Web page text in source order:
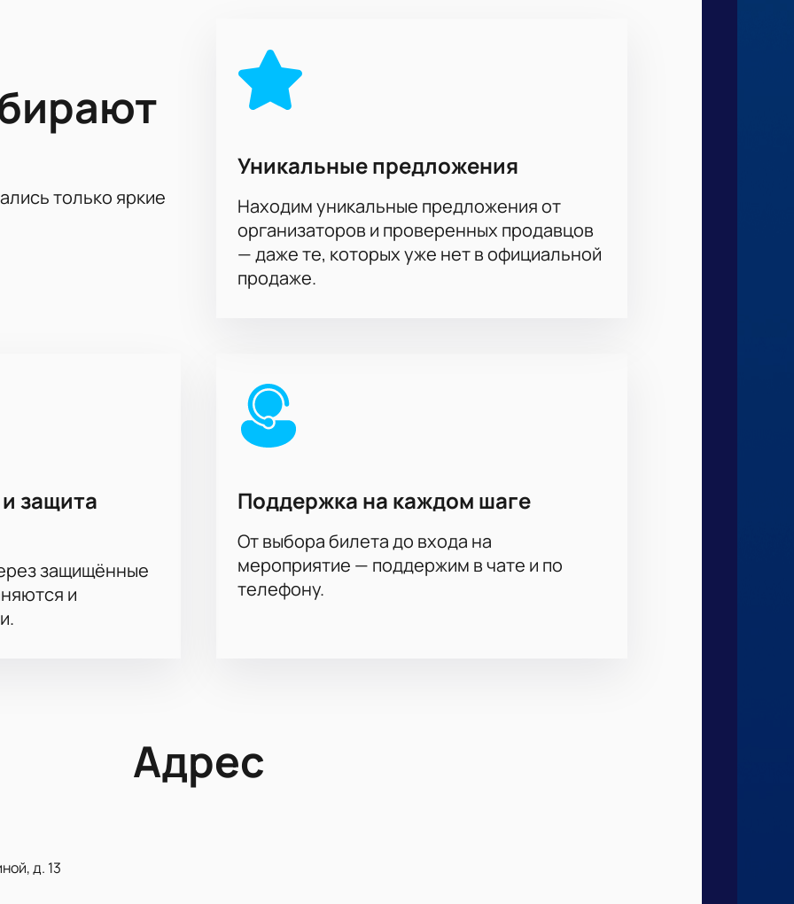
представителей джиу-джитсу и смешанных единоборств со всего мира. Особое
Забита Магомедшарипова — атлета, чьи бои всегда становятся украшением чемпионата.
публику
и молодыми талантами
через интерактивную схему зала на нашем сайте. Определите удобные места — ВИП (VIP)-
нужные места на схеме зала
лучших позиций в зале
ВИП (VIP)-категорий
и расписание боев доступны онлайн. Не упустите шанс забронировать лучшие места
команды или партнеров, узнайте сколько стоит билет для группы — наш сервис поможет
и выгодным для бизнеса.
бразильскому джиу-джитсу (ACBJJ) 21 — ваш шанс стать частью истории спорта! Следите
только яркие
Уникальные предложения
Находим уникальные предложения от
организаторов и проверенных продавцов
— даже те, которых уже нет в официальной
продаже.
защита
защищённые
и
Поддержка на каждом шаге
От выбора билета до входа на
мероприятие — поддержим в чате и по
телефону.
Адрес
д. 13